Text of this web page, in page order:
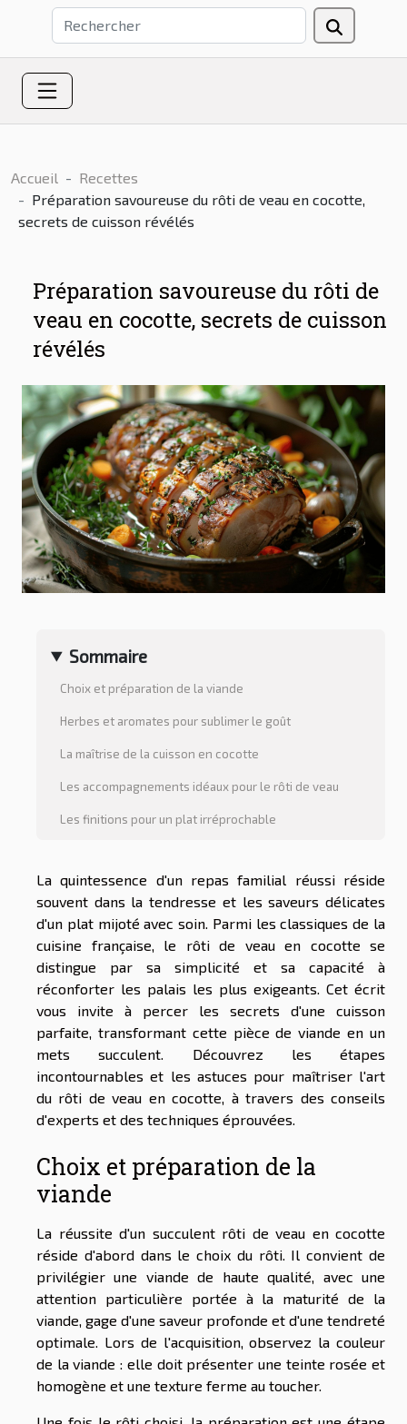
Accueil
Recettes
Préparation savoureuse du rôti de veau en cocotte,
secrets de cuisson révélés
Préparation savoureuse du rôti de
veau en cocotte, secrets de cuisson
révélés
Sommaire
Choix et préparation de la viande
Herbes et aromates pour sublimer le goût
La maîtrise de la cuisson en cocotte
Les accompagnements idéaux pour le rôti de veau
Les finitions pour un plat irréprochable
La quintessence d'un repas familial réussi réside
souvent dans la tendresse et les saveurs délicates
d'un plat mijoté avec soin. Parmi les classiques de la
cuisine française, le rôti de veau en cocotte se
distingue par sa simplicité et sa capacité à
réconforter les palais les plus exigeants. Cet écrit
vous invite à percer les secrets d'une cuisson
parfaite, transformant cette pièce de viande en un
mets succulent. Découvrez les étapes
incontournables et les astuces pour maîtriser l'art
du rôti de veau en cocotte, à travers des conseils
d'experts et des techniques éprouvées.
Choix et préparation de la
viande
La réussite d'un succulent rôti de veau en cocotte
réside d'abord dans le choix du rôti. Il convient de
privilégier une viande de haute qualité, avec une
attention particulière portée à la maturité de la
viande, gage d'une saveur profonde et d'une tendreté
optimale. Lors de l'acquisition, observez la couleur
de la viande : elle doit présenter une teinte rosée et
homogène et une texture ferme au toucher.